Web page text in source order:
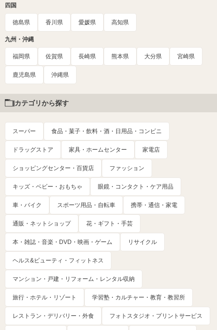
四国
徳島県 香川県 愛媛県 高知県
九州・沖縄
福岡県 佐賀県 長崎県 熊本県 大分県 宮崎県
鹿児島県 沖縄県
カテゴリから探す
スーパー 食品・菓子・飲料・酒・日用品・コンビニ
ドラッグストア 家具・ホームセンター 家電店
ショッピングセンター・百貨店 ファッション
キッズ・ベビー・おもちゃ 眼鏡・コンタクト・ケア用品
車・バイク スポーツ用品・自転車 携帯・通信・家電
通販・ネットショップ 花・ギフト・手芸
本・雑誌・音楽・DVD・映画・ゲーム リサイクル
ヘルス&ビューティ・フィットネス
マンション・戸建・リフォーム・レンタル収納
旅行・ホテル・リゾート 学習塾・カルチャー・教育・教習所
レストラン・デリバリー・外食 フォトスタジオ・プリントサービス